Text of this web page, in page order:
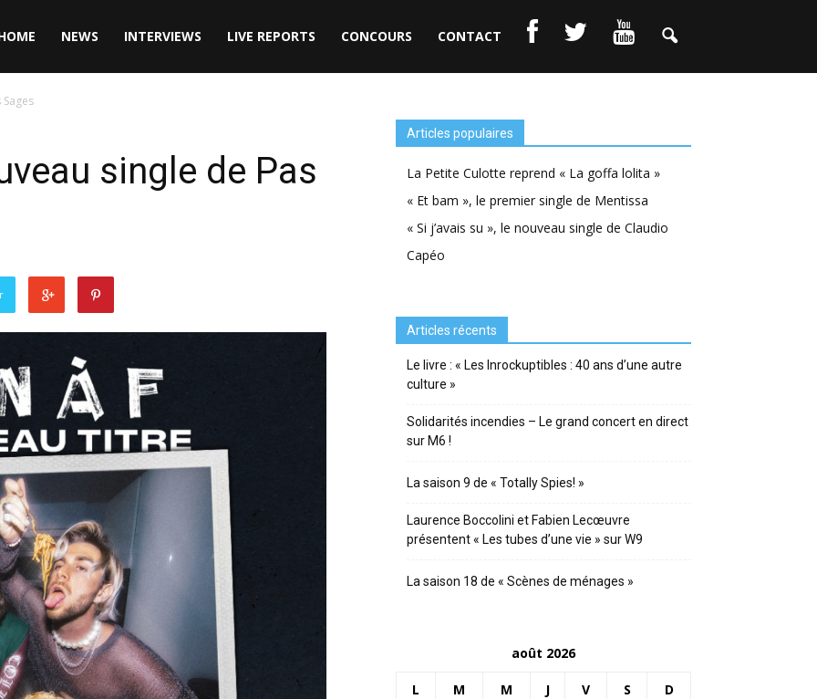
NEWS INTERVIEWS LIVE REPORTS CONCOURS CONTACT
single de Pas
Articles populaires
La Petite Culotte reprend « La goffa lolita »
« Et bam », le premier single de Mentissa
« Si j’avais su », le nouveau single de Claudio
Capéo
Articles récents
Le livre : « Les Inrockuptibles : 40 ans d’une autre
culture »
Solidarités incendies – Le grand concert en direct
sur M6 !
La saison 9 de « Totally Spies! »
Laurence Boccolini et Fabien Lecœuvre
présentent « Les tubes d’une vie » sur W9
La saison 18 de « Scènes de ménages »
août 2026
L M M J V S D